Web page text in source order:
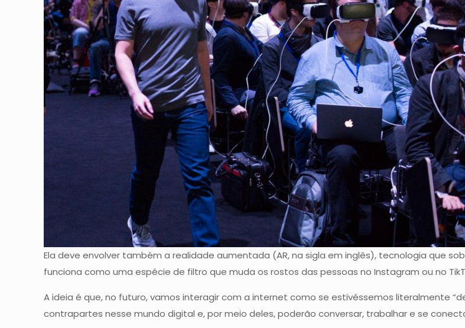
Ela deve envolver também a realidade aumentada (AR, na sigla em inglês), tecnologia que
funciona como uma espécie de filtro que muda os rostos das pessoas no Instagram ou no
A ideia é que, no futuro, vamos interagir com a internet como se estivéssemos literalmente
contrapartes nesse mundo digital e, por meio deles, poderão conversar, trabalhar e se